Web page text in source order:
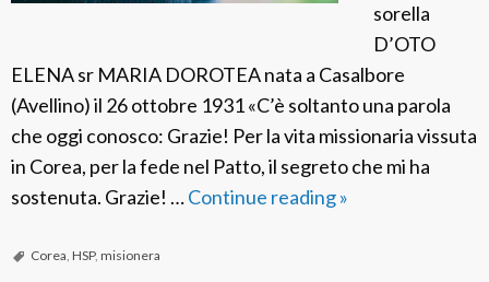
sorella
D’OTO
ELENA sr MARIA DOROTEA nata a Casalbore
(Avellino) il 26 ottobre 1931 «C’è soltanto una parola
che oggi conosco: Grazie! Per la vita missionaria vissuta
in Corea, per la fede nel Patto, il segreto che mi ha
sostenuta. Grazie! …Continue readingF
»
Corea, HSP, misionera